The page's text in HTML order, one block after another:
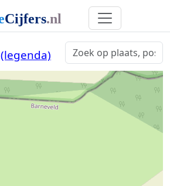
(legenda)